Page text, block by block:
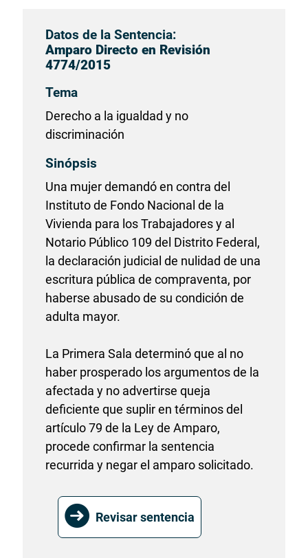
Datos de la Sentencia:
Amparo Directo en Revisión
4774/2015
Tema
Derecho a la igualdad y no
discriminación
Sinópsis
Una mujer demandó en contra del
Instituto de Fondo Nacional de la
Vivienda para los Trabajadores y al
Notario Público 109 del Distrito Federal,
la declaración judicial de nulidad de una
escritura pública de compraventa, por
haberse abusado de su condición de
adulta mayor.
La Primera Sala determinó que al no
haber prosperado los argumentos de la
afectada y no advertirse queja
deficiente que suplir en términos del
artículo 79 de la Ley de Amparo,
procede confirmar la sentencia
recurrida y negar el amparo solicitado.
Revisar sentencia